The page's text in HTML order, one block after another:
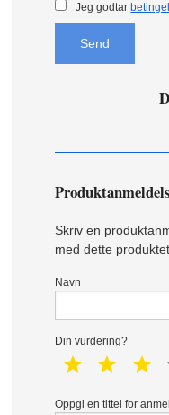
Jeg godtar
Send
Skriv en
med dette
Navn
Din vurdering?
1 star 2 star
Oppgi en tittel for